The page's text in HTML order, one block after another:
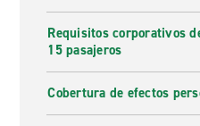
Requisitos corporativos
15 pasajeros
Cobertura de efectos